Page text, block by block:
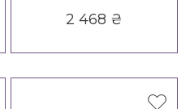
2 468 ₴